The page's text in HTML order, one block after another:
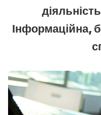
Інформаційна,